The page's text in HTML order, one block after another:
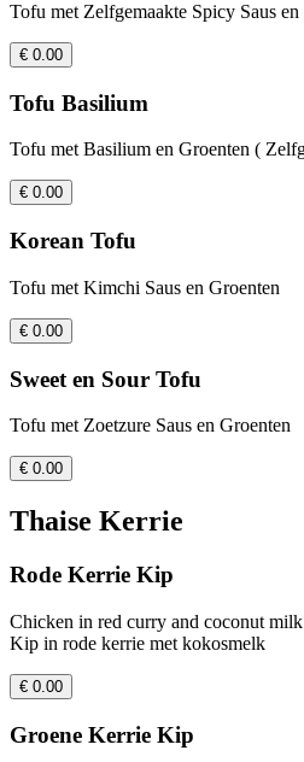
Tofu met Zelfgemaakte Spicy Saus en
€ 0.00
Tofu Basilium
Tofu met Basilium en Groenten (
€ 0.00
Korean Tofu
Tofu met Kimchi Saus en Groenten
€ 0.00
Sweet en Sour Tofu
Tofu met Zoetzure Saus en Groenten
€ 0.00
Thaise Kerrie
Rode Kerrie Kip
Chicken in red curry and coconut milk
Kip in rode kerrie met kokosmelk
€ 0.00
Groene Kerrie Kip